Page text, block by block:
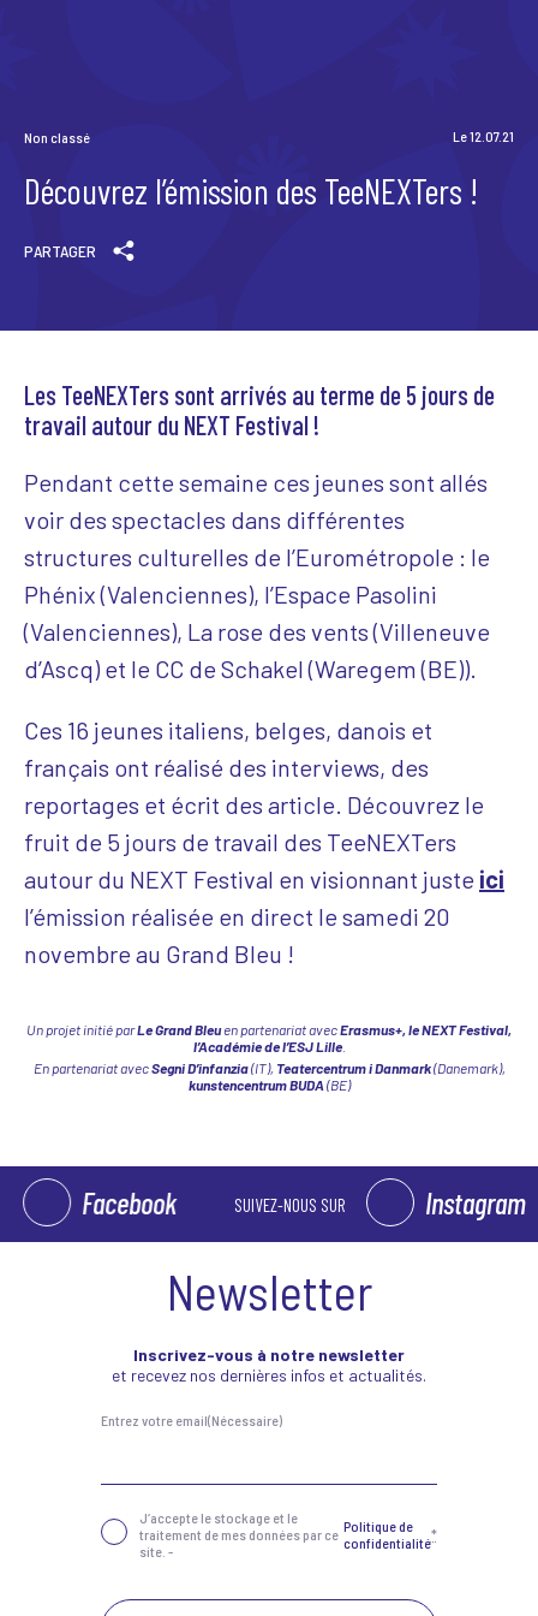
Non classé Le 12.07.21
Découvrez l’émission des TeeNEXTers !
PARTAGER
Les TeeNEXTers sont arrivés au terme de 5 jours de
travail autour du NEXT Festival !
Pendant cette semaine ces jeunes sont allés
voir des spectacles dans différentes
structures culturelles de l’Eurométropole : le
Phénix (Valenciennes), l’Espace Pasolini
(Valenciennes), La rose des vents (Villeneuve
d’Ascq) et le CC de Schakel (Waregem (BE)).
Ces 16 jeunes italiens, belges, danois et
français ont réalisé des interviews, des
reportages et écrit des article. Découvrez le
fruit de 5 jours de travail des TeeNEXTers
autour du NEXT Festival en visionnant juste ici
l’émission réalisée en direct le samedi 20
novembre au Grand Bleu !
Un projet initié parLe Grand Bleuen partenariat avecErasmus+, le NEXT Festival,
l’Académie de l’ESJ Lille.
En partenariat avecSegni D’infanzia(IT), Teatercentrum i Danmark(Danemark),
kunstencentrum BUDA (BE)
Facebook SUIVEZ-NOUS SUR Instagram
Newsletter
Inscrivez-vous à notre newsletter
et recevez nos dernières infos et actualités.
Entrez votre email(Nécessaire)
Confidentialité(Nécessaire)
J‘accepte le stockage et le
traitement de mes données par ce
site. -
Politique de
confidentialité*